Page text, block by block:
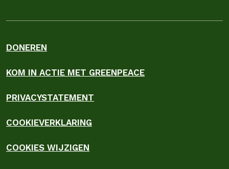
DONEREN
KOM IN ACTIE MET GREENPEACE
PRIVACYSTATEMENT
COOKIEVERKLARING
COOKIES WIJZIGEN